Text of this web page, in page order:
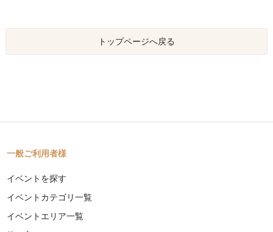
トップページへ戻る
一般ご利用者様
イベントを探す
イベントカテゴリ一覧
イベントエリア一覧